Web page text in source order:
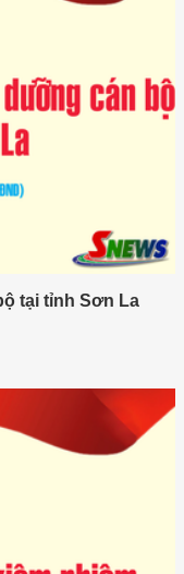
tại tỉnh Sơn La